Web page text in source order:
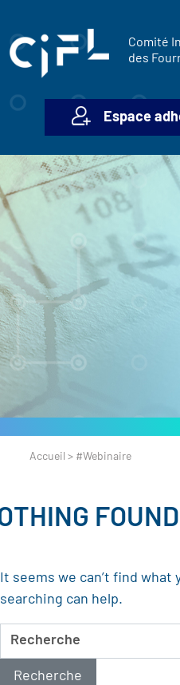
Comité
des
Espace
Accueil > #Webinaire
FOUND
It seems we can’t find what
searching can help.
Recherche